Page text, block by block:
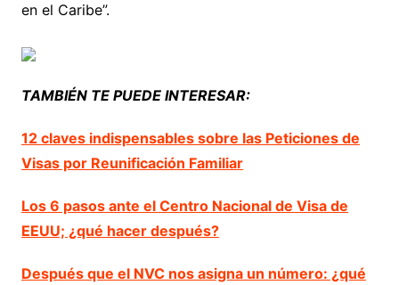
en el Caribe”.
TAMBIÉN TE PUEDE INTERESAR:
12 claves indispensables sobre las Peticiones de
Visas por Reunificación Familiar
Los 6 pasos ante el Centro Nacional de Visa de
EEUU; ¿qué hacer después?
Después que el NVC nos asigna un número: ¿qué